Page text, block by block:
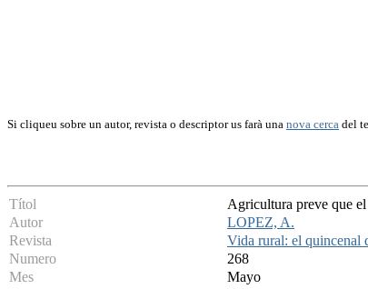
Si cliqueu sobre un autor, revista o descriptor us farà una nova cerca del
Títol
Agricultura preve que el
Autor
LOPEZ, A.
Revista
Vida rural: el quincenal
Numero
268
Mes
Mayo